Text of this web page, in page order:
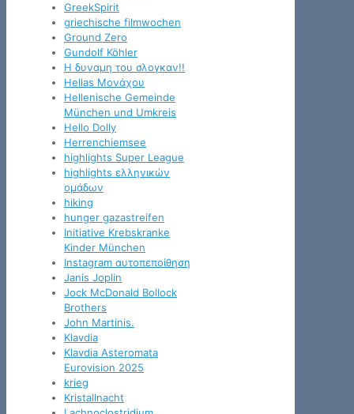
GreekSpirit
griechische filmwochen
Ground Zero
Gundolf Köhler
H δυναμη του σλογκαν!!
Hellas Μονάχου
Hellenische Gemeinde
München und Umkreis
Hello Dolly
Herrenchiemsee
highlights Super League
highlights ελληνικών
ομάδων
hiking
hunger gazastreifen
Initiative Krebskranke
Kinder München
Instagram αυτοπεποίθηση
Janis Joplin
Jock McDonald Bollock
Brothers
John Martinis.
Klavdia
Klavdia Asteromata
Eurovision 2025
krieg
Kristallnacht